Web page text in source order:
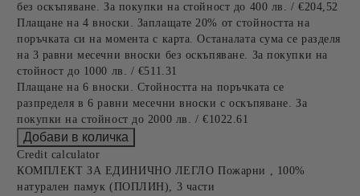
без оскъпяване. За покупки на стойност до 400 лв. / €204,52
Плащане на 4 вноски. Заплащате 20% от стойността на
поръчката си на момента с карта. Останалата сума се разделя
на 3 равни месечни вноски без оскъпяване. За покупки на
стойност до 1000 лв. / €511.31
Плащане на 6 вноски. Стойността на поръчката се
разпределя в 6 равни месечни вноски с оскъпяване. За
покупки на стойност до 2000 лв. / €1022.61
Credit calculator
КОМПЛЕКТ ЗА ЕДИНИЧНО ЛЕГЛО Пожарни , 100%
натурален памук (ПОПЛИН), 3 части